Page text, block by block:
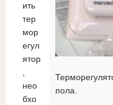
пола.
ить
тер
мор
егул
ятор
,
нео
бхо